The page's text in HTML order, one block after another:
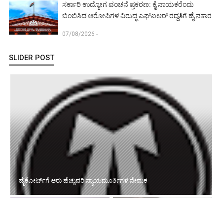
ಸರ್ಕಾರಿ ಉದ್ಯೋಗ ವಂಚನೆ ಪ್ರಕರಣ: ಕೈ ನಾಯಕರೆಂದು
ಬಿಂಬಿಸಿದ ಆರೋಪಿಗಳ ವಿರುದ್ಧ ಎಫ್‌ಐಆರ್ ರದ್ದತಿಗೆ ಹೈ ನಕಾರ
07/08/2026 -
SLIDER POST
ಭೂಸ್ವಾಧೀನ ಕಾಯ್ದೆ: ಭೂಮಾಲೀಕರಿಗೆ ಪರಿಹಾರದ ಮೊತ್ತದಲ್ಲಿಸಮಾನತೆ
ನೀಡಿದ ಸುಪ್ರೀಂ: ಅಸಹಜ ವಿಳಂಬದ ಬಡ್ಡಿ ನಿರಾಕರಣೆ